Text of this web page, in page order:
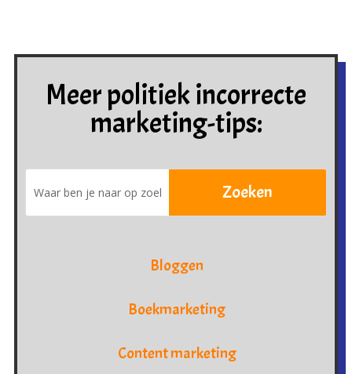
Meer politiek incorrecte
marketing-tips:
Bloggen
Boekmarketing
Content marketing